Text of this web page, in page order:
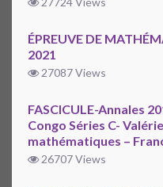
ÉPREUVE DE
2021
27087 Views
FASCICULE-Annales
Congo Séries C-
mathématiques –
26707 Views